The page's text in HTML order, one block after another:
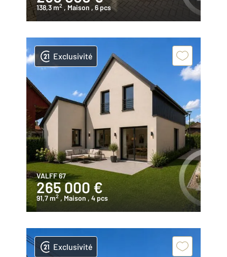
138,3 m2 , Maison , 6 pcs
Exclusivité
VALFF 67
265 000 €
91,7 m2 , Maison , 4 pcs
Exclusivité